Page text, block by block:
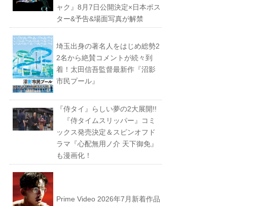
ャク』8月7日公開決定×日本ポス
ター&予告&場面写真が解禁
埼玉出身の著名人をはじめ総勢2
2名から絶賛コメントが続々到
着！太田信吾監督最新作『沼影
市民プール』
『侍タイ』らしい夢の2大展開!!
『侍タイムスリッパー』コミ
ックス発売決定＆スピンオフド
ラマ『心配無用ノ介 天下御免』
も漫画化！
Prime Video 2026年7月新着作品